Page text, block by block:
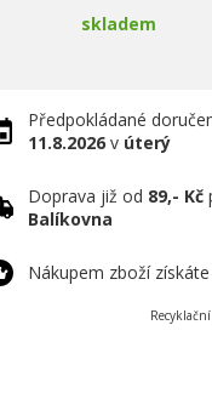
skladem
Předpokládané
11.8.2026 v úterý
Doprava již od 89,- Kč
Balíkovna
Nákupem zboží získáte